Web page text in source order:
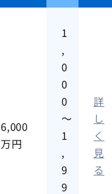
6,000
万円
1
,
0
0
0
～
1
,
9
9
詳
し
く
見
る